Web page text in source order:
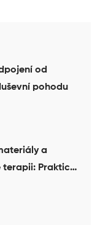
od
pohodu
a
Praktický